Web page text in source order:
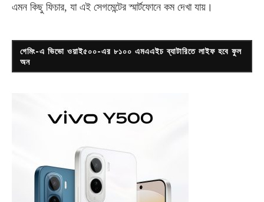
এমন কিছু ফিচার, যা এই সেগমেন্টের স্মার্টফোনে কম দেখা যায়।
গেমিং-এ ভিভো ওয়াই৫০০-এর ৮১০০ এমএএইচ ব্যাটারিতে লাইফ হবে ফুল
অন